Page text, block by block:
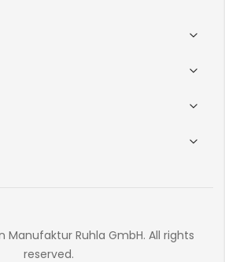
Manufaktur Ruhla GmbH. All rights
reserved.